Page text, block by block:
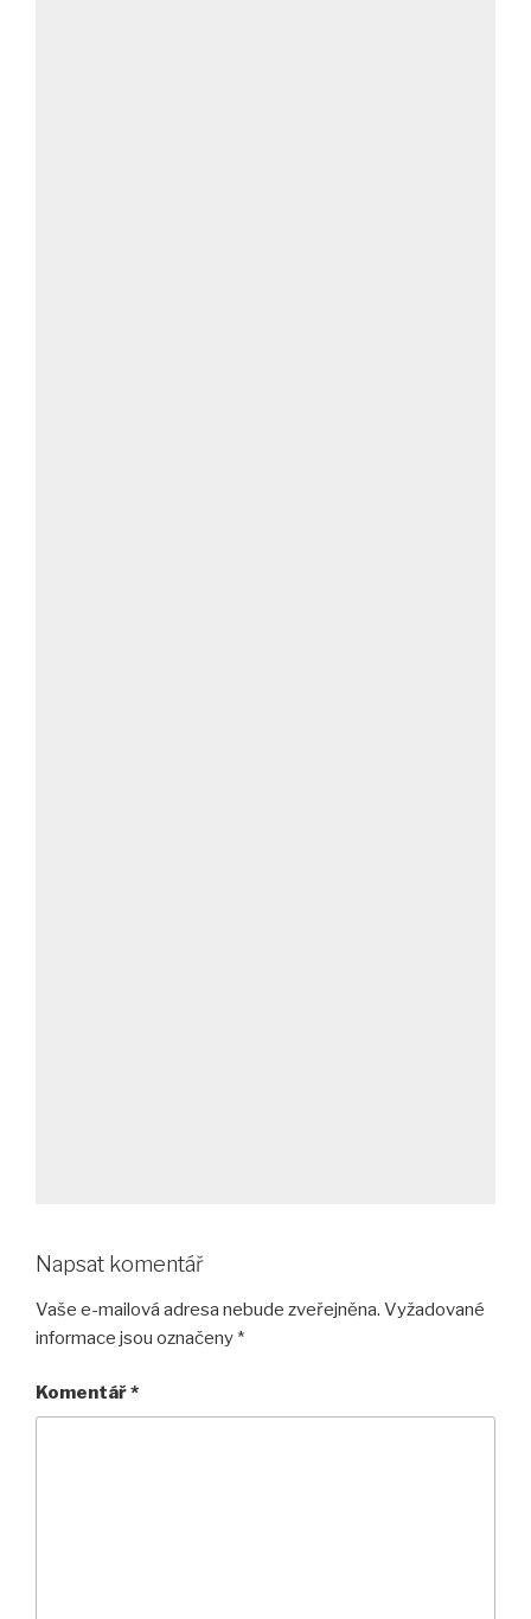
Napsat komentář
Vaše e-mailová adresa nebude zveřejněna. Vyžadované
informace jsou označeny *
Komentář*